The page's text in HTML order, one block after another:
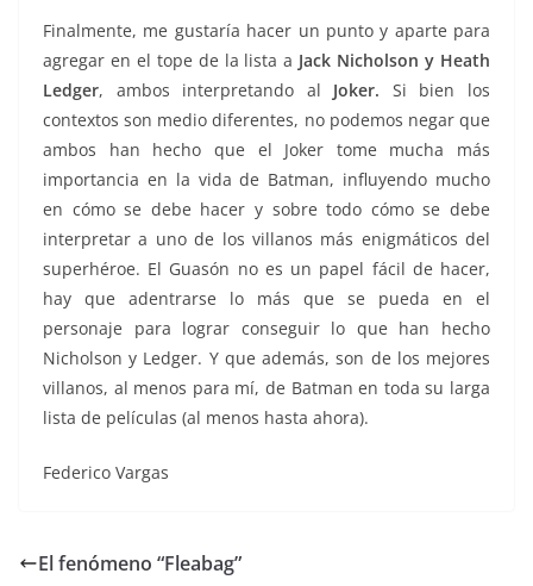
Finalmente, me gustaría hacer un punto y aparte para
agregar en el tope de la lista a Jack Nicholson y Heath
Ledger, ambos interpretando al Joker. Si bien los
contextos son medio diferentes, no podemos negar que
ambos han hecho que el Joker tome mucha más
importancia en la vida de Batman, influyendo mucho
en cómo se debe hacer y sobre todo cómo se debe
interpretar a uno de los villanos más enigmáticos del
superhéroe. El Guasón no es un papel fácil de hacer,
hay que adentrarse lo más que se pueda en el
personaje para lograr conseguir lo que han hecho
Nicholson y Ledger. Y que además, son de los mejores
villanos, al menos para mí, de Batman en toda su larga
lista de películas (al menos hasta ahora).
Federico Vargas
El fenómeno “Fleabag”